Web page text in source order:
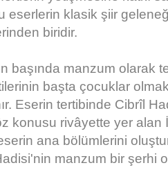
eserlerin klasik şiir
biridir.
başında manzum olarak
başta çocuklar
Eserin tertibinde Cibrîl
konusu rivâyette yer
ana bölümlerini
manzum bir şerhi